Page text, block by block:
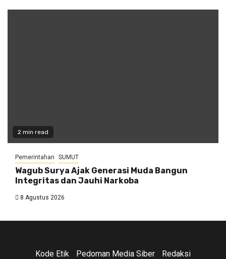
2 min read
Pemerintahan SUMUT
Wagub Surya Ajak Generasi Muda Bangun
Integritas dan Jauhi Narkoba
8 Agustus 2026
Kode Etik Pedoman Media Siber Redaksi